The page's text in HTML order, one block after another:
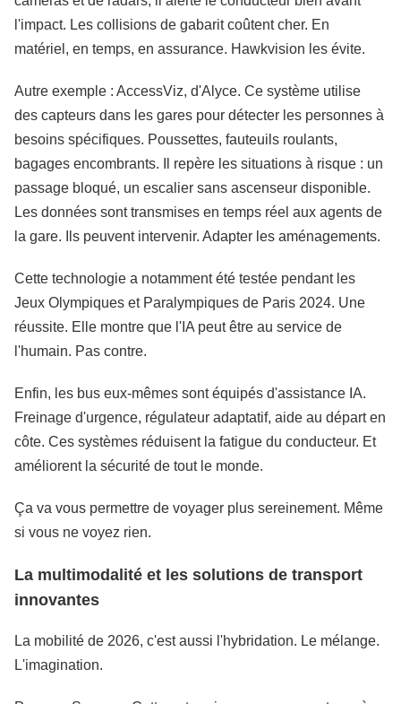
l'impact. Les collisions de gabarit coûtent cher. En
matériel, en temps, en assurance. Hawkvision les évite.
Autre exemple : AccessViz, d'Alyce. Ce système utilise
des capteurs dans les gares pour détecter les personnes à
besoins spécifiques. Poussettes, fauteuils roulants,
bagages encombrants. Il repère les situations à risque : un
passage bloqué, un escalier sans ascenseur disponible.
Les données sont transmises en temps réel aux agents de
la gare. Ils peuvent intervenir. Adapter les aménagements.
Cette technologie a notamment été testée pendant les
Jeux Olympiques et Paralympiques de Paris 2024. Une
réussite. Elle montre que l'IA peut être au service de
l'humain. Pas contre.
Enfin, les bus eux-mêmes sont équipés d'assistance IA.
Freinage d'urgence, régulateur adaptatif, aide au départ en
côte. Ces systèmes réduisent la fatigue du conducteur. Et
améliorent la sécurité de tout le monde.
Ça va vous permettre de voyager plus sereinement. Même
si vous ne voyez rien.
La multimodalité et les solutions de transport
innovantes
La mobilité de 2026, c'est aussi l'hybridation. Le mélange.
L'imagination.